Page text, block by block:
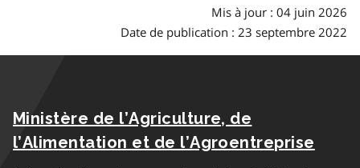
Mis à jour : 04 juin 2026
Date de publication : 23 septembre 2022
Ministère de l’Agriculture, de
l’Alimentation et de l’Agroentreprise